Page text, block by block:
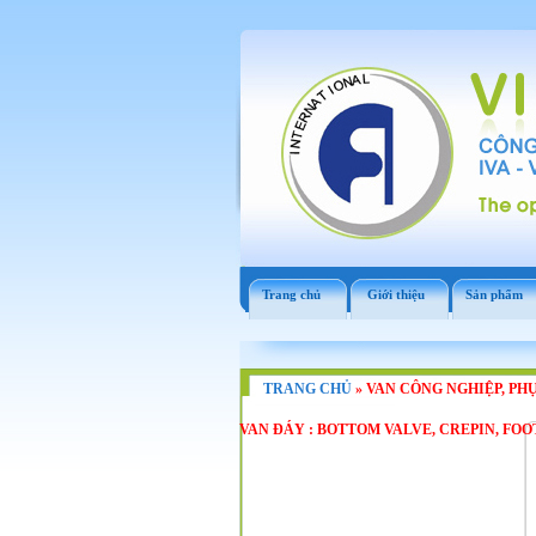
Trang chủ Giới thiệu Sản phẩm
TRANG CHỦ» VAN CÔNG NGHIỆP,
VAN ĐÁY : BOTTOM VALVE, CREPIN,